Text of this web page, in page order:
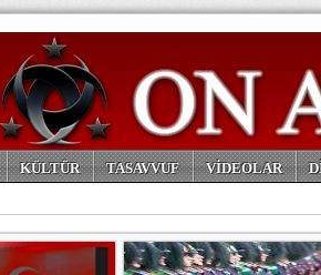
KÜLTÜR TASAVVUF VİDEOLAR